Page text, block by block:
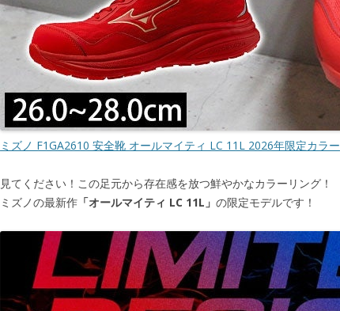
ミズノ F1GA2610 安全靴 オールマイティ LC 11L 2026年限定カラー
見てください！この足元から存在感を放つ鮮やかなカラーリング！
ミズノの最新作 「オールマイティ LC 11L」 の限定モデルです！